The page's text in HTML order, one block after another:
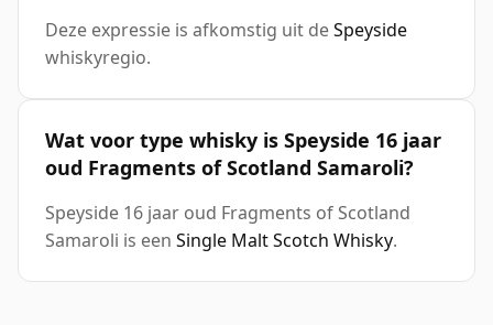
Deze expressie is afkomstig uit deSpeyside
whiskyregio.
Wat voor type whisky is Speyside 16 jaar
oud Fragments of Scotland Samaroli?
Speyside 16 jaar oud Fragments of Scotland
Samaroli is een Single Malt Scotch Whisky.